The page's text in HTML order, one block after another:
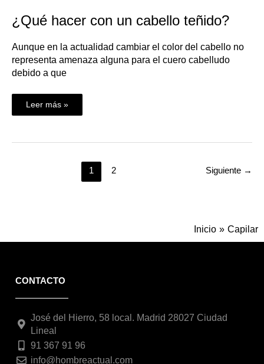
¿Qué hacer con un cabello teñido?
Aunque en la actualidad cambiar el color del cabello no
representa amenaza alguna para el cuero cabelludo
debido a que
Leer más »
1 2 Siguiente →
Inicio Capilar
CONTACTO
José del Hierro, 58 local. Madrid 28027 Ciudad
Lineal
91 367 91 96
info@hombreactual.com